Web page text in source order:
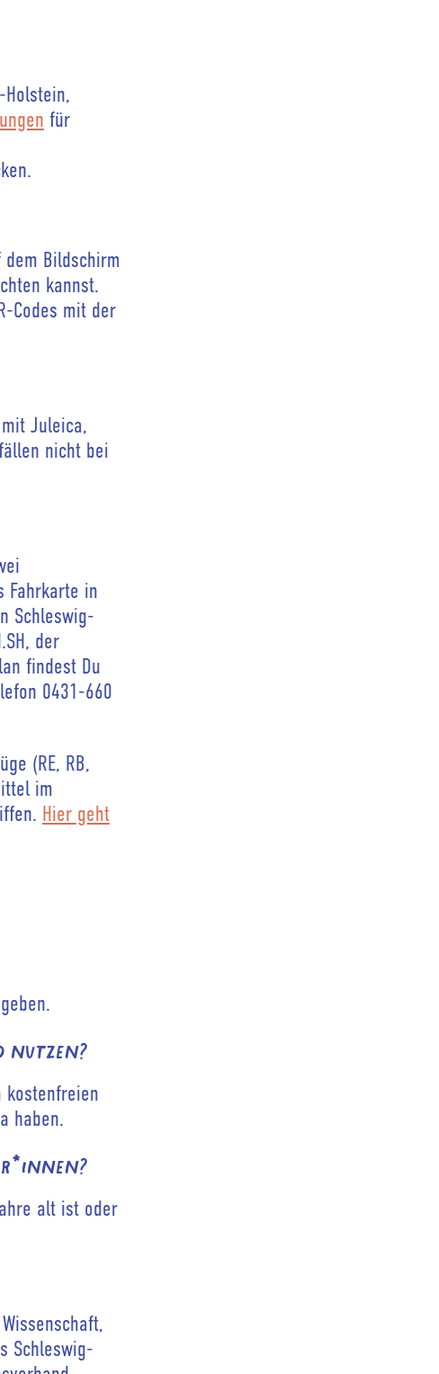
für
Bildschirm
kannst.
Codes mit der
Juleica,
nicht bei
Fahrkarte in
Schleswig-
der
findest Du
0431-660
(RE, RB,
im
Hier geht
nutzen?
kostenfreien
haben.
alt ist oder
Schleswig-